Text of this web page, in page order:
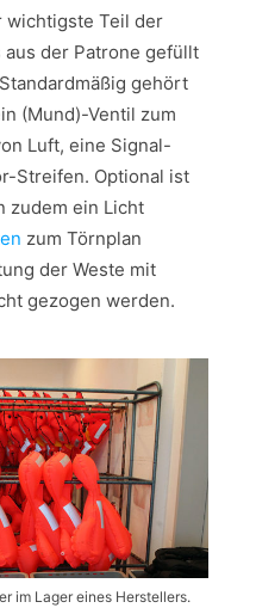
wichtigste Teil der
aus der Patrone gefüllt
gehört
(Mund)-Ventil zum
Luft, eine Signal-
Streifen. Optional ist
zudem ein Licht
zum Törnplan
der Weste mit
gezogen werden.
im Lager eines Herstellers.